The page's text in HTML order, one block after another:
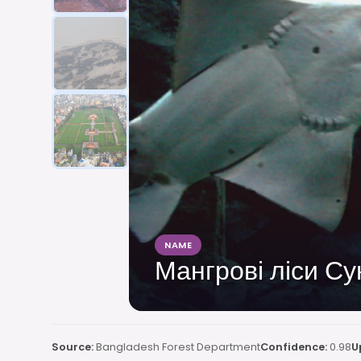
NAME
Мангрові ліси
Source:Bangladesh Forest DepartmentConfidence:0.98